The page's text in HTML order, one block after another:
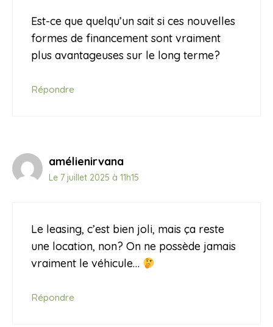
Est-ce que quelqu’un sait si ces nouvelles
formes de financement sont vraiment
plus avantageuses sur le long terme?
Répondre
amélienirvana
Le 7 juillet 2025 à 11h15
Le leasing, c’est bien joli, mais ça reste
une location, non? On ne possède jamais
vraiment le véhicule…
Répondre